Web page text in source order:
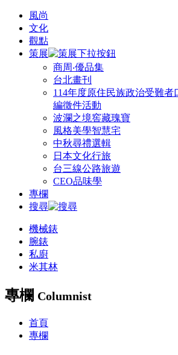
風尚
文化
觀點
策展
商周‧優品集
台北畫刊
114年度原住民族政治受難者
編徵件活動
波瀾之境窖藏瑰寶
風格美學智慧宅
中秋尋禮選輯
日本文化行旅
台三線公路旅遊
CEO品味學
專欄
搜尋
機械錶
腕錶
私廚
米其林
專欄 Columnist
首頁
專欄